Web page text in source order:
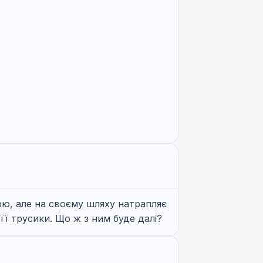
але на своєму шляху натрапляє
трусики. Що ж з ним буде далі?